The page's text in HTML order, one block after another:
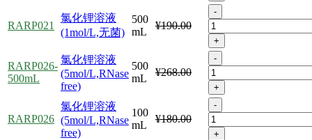
RARP021
氯化锂溶液
(1mol/L,无菌)
500
mL
¥190.00
-
+
RARP026-
500mL
氯化锂溶液
(5mol/L,RNase
free)
500
mL
¥268.00
-
+
RARP026
氯化锂溶液
(5mol/L,RNase
free)
100
mL
¥180.00
-
+